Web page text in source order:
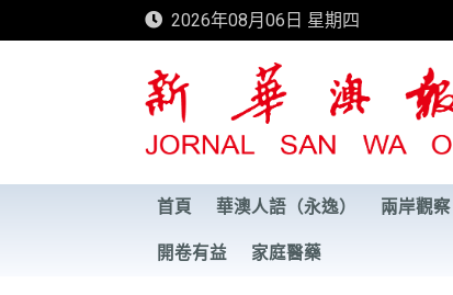
to
2026年08月06日 星期四
新華澳報
首頁 華澳人語（永逸） 兩岸觀察
開卷有益 家庭醫藥